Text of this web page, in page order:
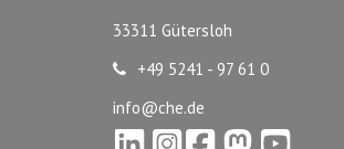
33311 Gütersloh
+49 5241 - 97 61 0
info@che.de